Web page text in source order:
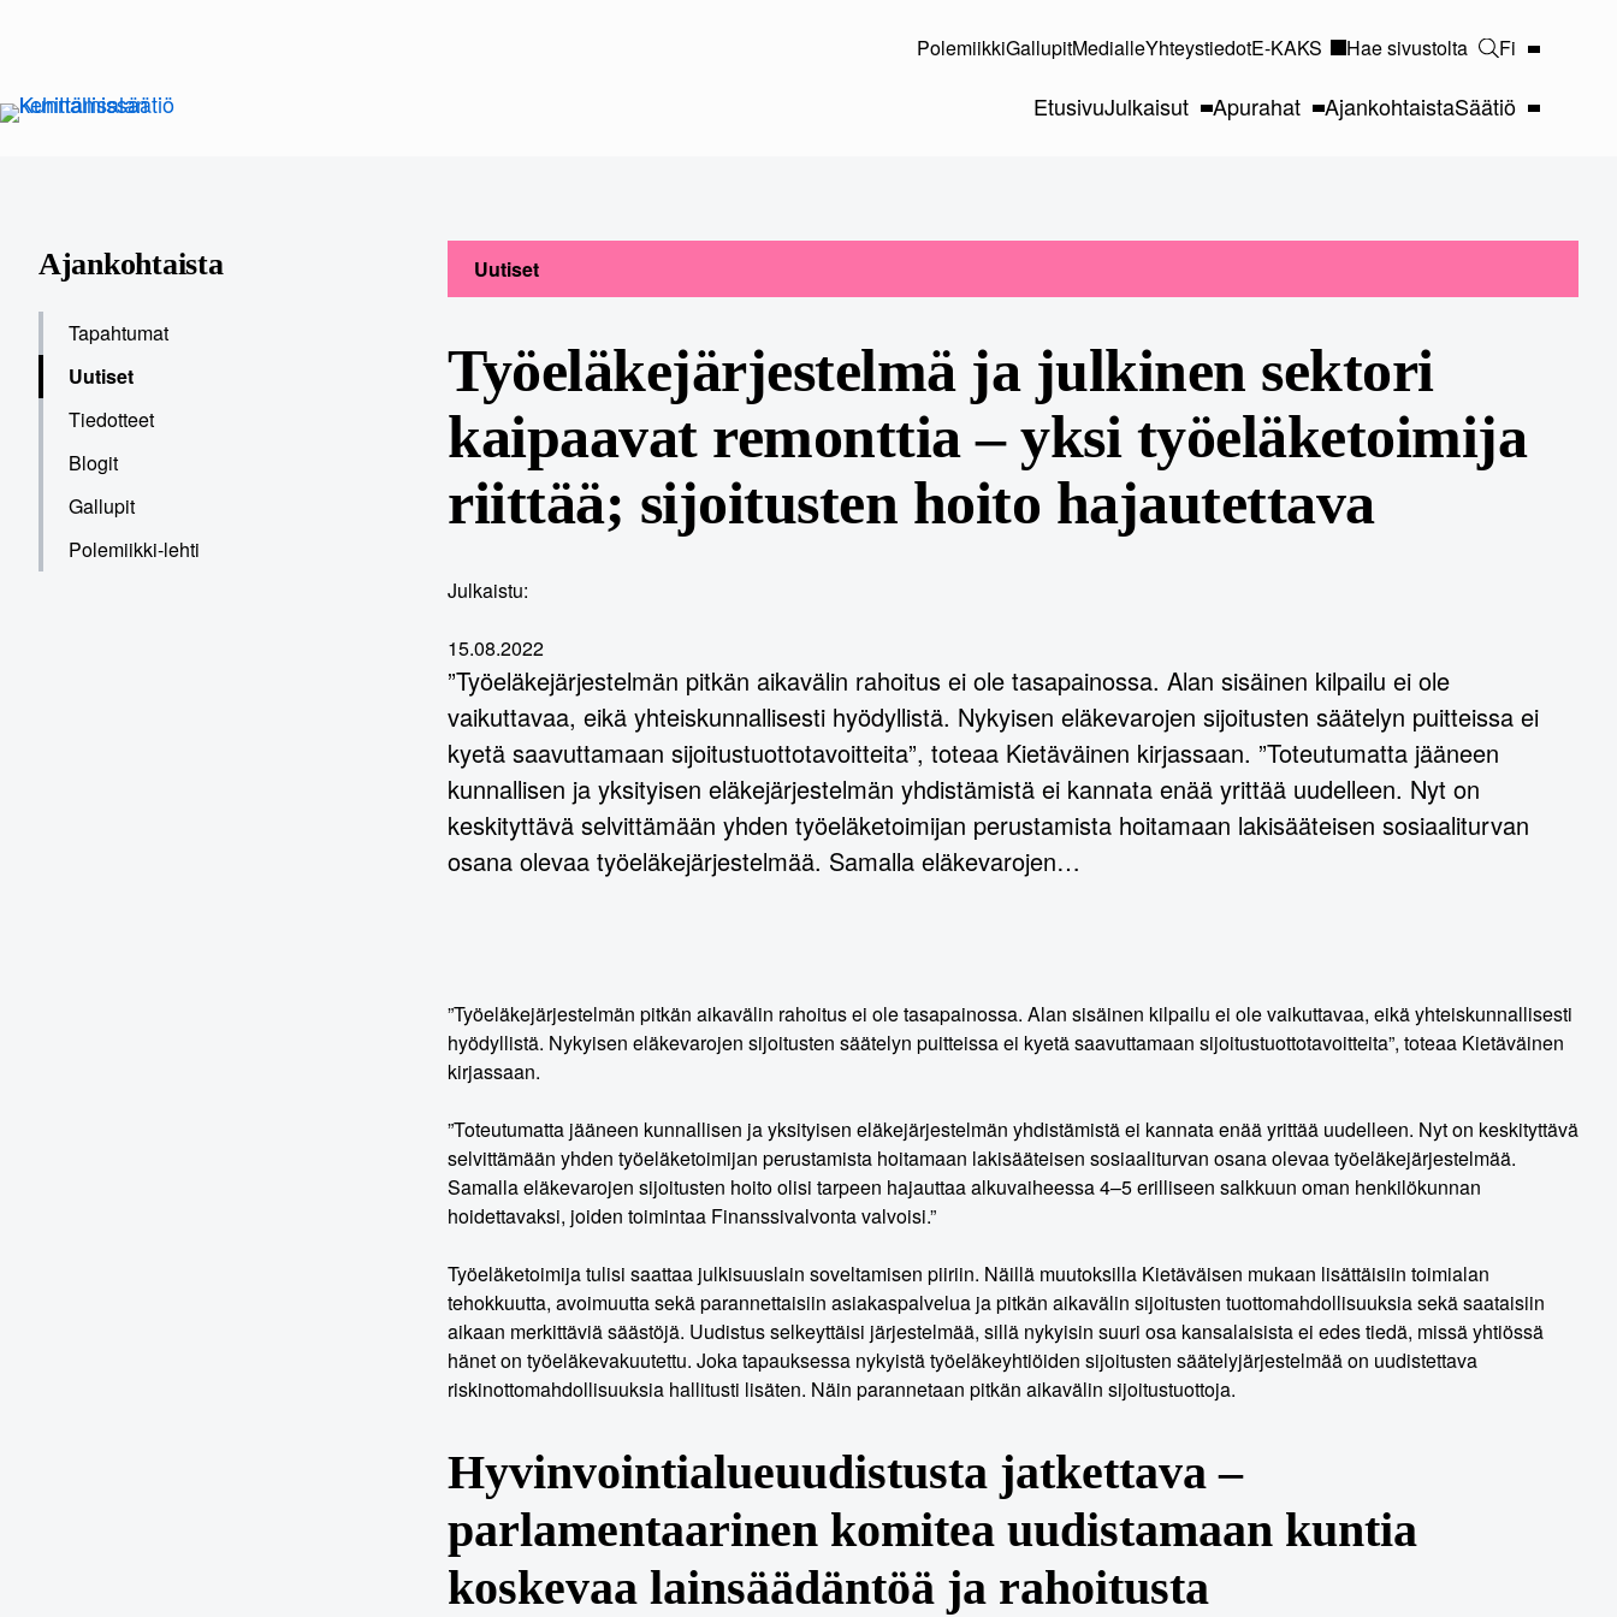
PolemiikkiGallupitMedialleYhteystiedotE-KAKS Hae sivustolta Fi
EtusivuJulkaisut Apurahat AjankohtaistaSäätiö
Uutiset
Työeläkejärjestelmä ja julkinen sektori
kaipaavat remonttia – yksi työeläketoimija
riittää; sijoitusten hoito hajautettava
Julkaistu:
15.08.2022
”Työeläkejärjestelmän pitkän aikavälin rahoitus ei ole tasapainossa. Alan sisäinen kilpailu ei ole
vaikuttavaa, eikä yhteiskunnallisesti hyödyllistä. Nykyisen eläkevarojen sijoitusten säätelyn puitteissa ei
kyetä saavuttamaan sijoitustuottotavoitteita”, toteaa Kietäväinen kirjassaan. ”Toteutumatta jääneen
kunnallisen ja yksityisen eläkejärjestelmän yhdistämistä ei kannata enää yrittää uudelleen. Nyt on
keskityttävä selvittämään yhden työeläketoimijan perustamista hoitamaan lakisääteisen sosiaaliturvan
osana olevaa työeläkejärjestelmää. Samalla eläkevarojen…
”Työeläkejärjestelmän pitkän aikavälin rahoitus ei ole tasapainossa. Alan sisäinen kilpailu ei ole vaikuttavaa, eikä yhteiskunnallisesti
hyödyllistä. Nykyisen eläkevarojen sijoitusten säätelyn puitteissa ei kyetä saavuttamaan sijoitustuottotavoitteita”, toteaa Kietäväinen
kirjassaan.
”Toteutumatta jääneen kunnallisen ja yksityisen eläkejärjestelmän yhdistämistä ei kannata enää yrittää uudelleen. Nyt on keskityttävä
selvittämään yhden työeläketoimijan perustamista hoitamaan lakisääteisen sosiaaliturvan osana olevaa työeläkejärjestelmää.
Samalla eläkevarojen sijoitusten hoito olisi tarpeen hajauttaa alkuvaiheessa 4–5 erilliseen salkkuun oman henkilökunnan
hoidettavaksi, joiden toimintaa Finanssivalvonta valvoisi.”
Työeläketoimija tulisi saattaa julkisuuslain soveltamisen piiriin. Näillä muutoksilla Kietäväisen mukaan lisättäisiin toimialan
tehokkuutta, avoimuutta sekä parannettaisiin asiakaspalvelua ja pitkän aikavälin sijoitusten tuottomahdollisuuksia sekä saataisiin
aikaan merkittäviä säästöjä. Uudistus selkeyttäisi järjestelmää, sillä nykyisin suuri osa kansalaisista ei edes tiedä, missä yhtiössä
hänet on työeläkevakuutettu. Joka tapauksessa nykyistä työeläkeyhtiöiden sijoitusten säätelyjärjestelmää on uudistettava
riskinottomahdollisuuksia hallitusti lisäten. Näin parannetaan pitkän aikavälin sijoitustuottoja.
Hyvinvointialueuudistusta jatkettava –
parlamentaarinen komitea uudistamaan kuntia
koskevaa lainsäädäntöä ja rahoitusta
Ajankohtaista
Tapahtumat
Uutiset
Tiedotteet
Blogit
Gallupit
Polemiikki-lehti